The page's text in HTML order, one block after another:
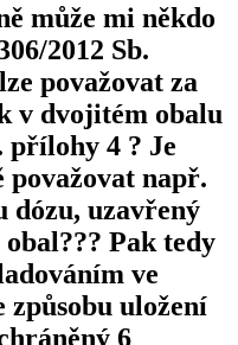
může mi někdo
2012 Sb.
považovat za
v dvojitém obalu
přílohy 4 ? Je
považovat např.
dózu, uzavřený
Pak tedy
ve
způsobu uložení
6